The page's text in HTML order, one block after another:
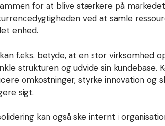
for at blive stærkere på
ved at samle
enhed.
f.eks. betyde, at en stor virksomhed
strukturen og udvide sin kundebase.
omkostninger, styrke innovation og
sigt.
kan også ske internt i